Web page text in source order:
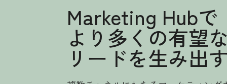
Marketing Hubで
より多くの有望
リードを生み出